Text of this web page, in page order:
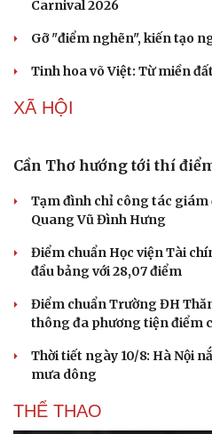
VĂN HÓA
Bế mạc Festival Võ thuật
khí Thăng Long, Tinh hoa
Đường Hoa, Quảng Ninh
chè Di sản
Nghệ An dự kiến bắn hơn
Carnival 2026
Gỡ "điểm nghẽn", kiến tạo